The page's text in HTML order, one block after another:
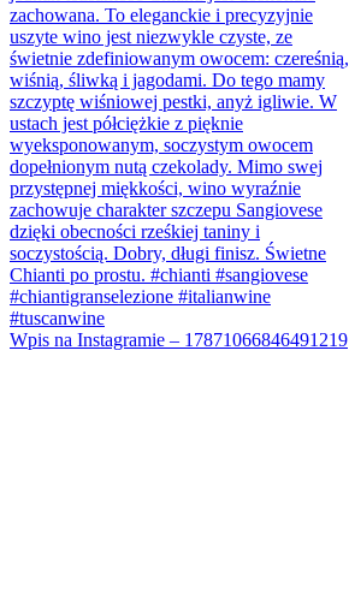
Wpis na Instagramie – 17871066846491219